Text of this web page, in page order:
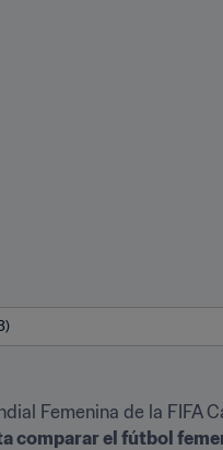
Femenina de la FIFA
comparar el fútbol